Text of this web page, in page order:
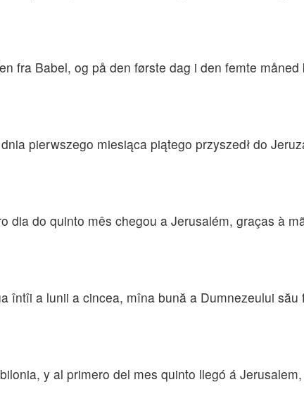
fra Babel, og på den første dag i den femte måned
pierwszego miesiąca piątego przyszedł do
dia do quinto mês chegou a Jerusalém, graças à
a lunii a cincea, mîna bună a Dumnezeului său
y al primero del mes quinto llegó á